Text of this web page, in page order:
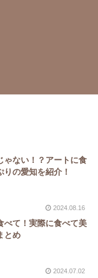
ゃない！？アートに食
の愛知を紹介！
2024.08.16
べて！実際に食べて美
とめ
2024.07.02